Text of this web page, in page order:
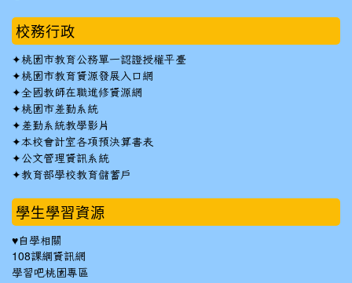
校務行政
✦桃園市教育公務單一認證授權平臺
✦桃園市教育資源發展入口網
✦全國教師在職進修資源網
✦桃園市差勤系統
✦ 差勤系統教學影片
✦本校會計室各項預決算書表
✦公文管理資訊系統
✦教育部學校教育儲蓄戶
學生學習資源
♥自學相關
108課綱資訊網
學習吧桃園專區